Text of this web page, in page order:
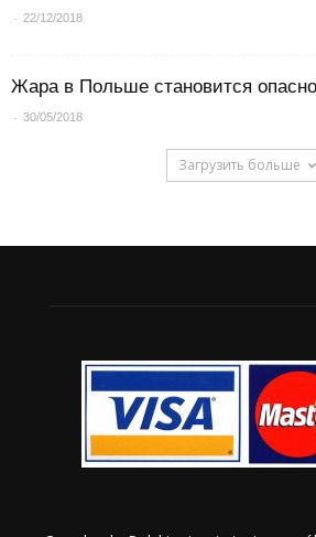
- 22/12/2018
Жара в Польше становится
- 30/05/2018
Загрузить больше